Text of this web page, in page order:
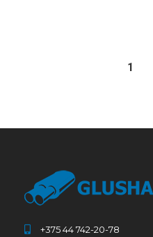
1
+375 44 742-20-78